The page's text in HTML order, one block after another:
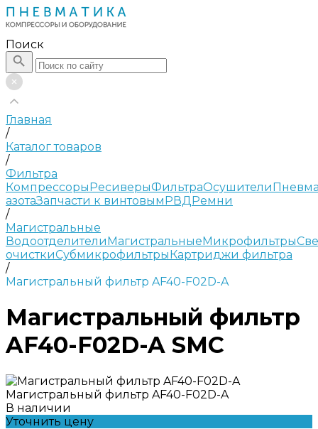
Поиск
Главная
/
Каталог товаров
/
Фильтра
КомпрессорыРесиверыФильтраОсушители
азотаЗапчасти к винтовымРВДРемни
/
Магистральные
ВодоотделителиМагистральныеМикрофильтры
очисткиСубмикрофильтрыКартриджи фильтра
/
Магистральный фильтр AF40-F02D-A
Магистральный фильтр
AF40-F02D-A SMC
Магистральный фильтр AF40-F02D-A
В наличии
Уточнить цену